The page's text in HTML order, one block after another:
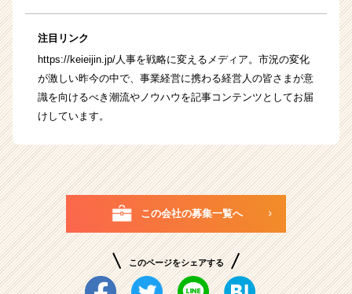
注目リンク
https://keieijin.jp/人事を戦略に変えるメディア。市況の変化
が激しい昨今の中で、事業経営に携わる経営人の皆さまが意
識を向けるべき潮流やノウハウを記事コンテンツとしてお届
けしています。
この会社の募集一覧へ
このページをシェアする